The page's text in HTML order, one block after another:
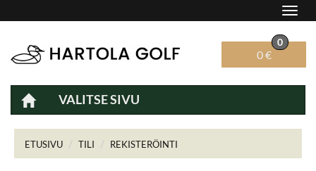
0 €
0
VALITSE SIVU
ETUSIVU TILI REKISTERÖINTI